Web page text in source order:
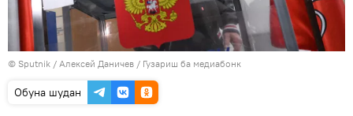
© Sputnik / Алексей Даничев / Гузариш ба медиабонк
Обуна шудан